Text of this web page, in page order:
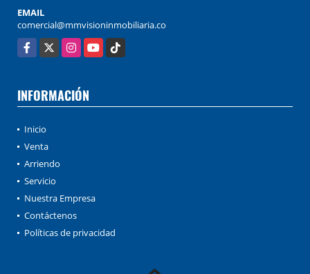
EMAIL
comercial@mmvisioninmobiliaria.co
Facebook
X InstagramYouTubeTikTok
INFORMACIÓN
Inicio
Venta
Arriendo
Servicio
Nuestra Empresa
Contáctenos
Políticas de privacidad